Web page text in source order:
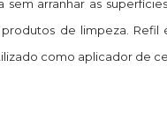
sem arranhar as
de limpeza.
como aplicador de